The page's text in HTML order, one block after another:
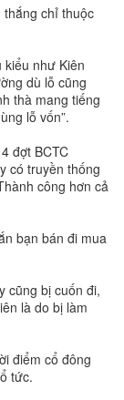
thắng chỉ thuộc
kiểu như Kiên
dù lỗ cũng
thà mang tiếng
lỗ vốn”.
đợt BCTC
có truyền thống
công hơn cả
bạn bán đi mua
cũng bị cuốn đi,
là do bị làm
điểm cổ đông
tức.